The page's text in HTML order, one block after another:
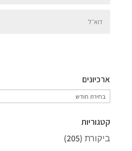
ארכיונים
ארכיונים
קטגוריות
ביקורת(205)